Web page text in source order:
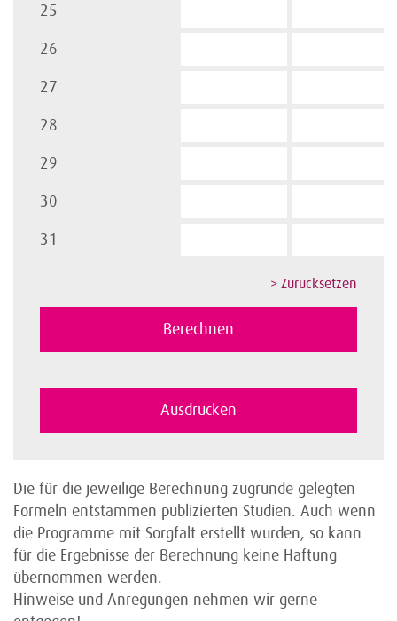
25
26
27
28
29
30
31
Die für die jeweilige Berechnung zugrunde gelegten
Formeln entstammen publizierten Studien. Auch wenn
die Programme mit Sorgfalt erstellt wurden, so kann
für die Ergebnisse der Berechnung keine Haftung
übernommen werden.
Hinweise und Anregungen nehmen wir gerne